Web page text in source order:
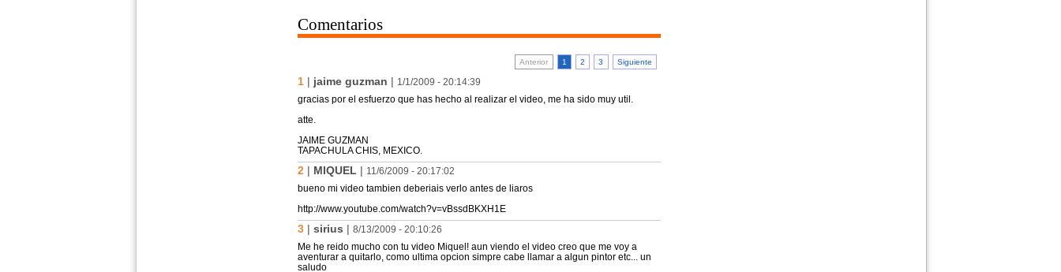
Comentarios
Anterior 1 2 3 Siguiente
1 | jaime guzman | 1/1/2009 - 20:14:39
gracias por el esfuerzo que has hecho al realizar el video, me ha sido muy util.
atte.
JAIME GUZMAN
TAPACHULA CHIS, MEXICO.
2 | MIQUEL | 11/6/2009 - 20:17:02
bueno mi video tambien deberiais verlo antes de liaros
http://www.youtube.com/watch?v=vBssdBKXH1E
3 | sirius | 8/13/2009 - 20:10:26
Me he reido mucho con tu video Miquel! aun viendo el video creo que me voy a
aventurar a quitarlo, como ultima opcion simpre cabe llamar a algun pintor etc... un
saludo